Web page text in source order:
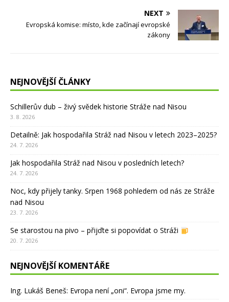
NEXT
Evropská komise: místo, kde začínají evropské
zákony
NEJNOVĚJŠÍ ČLÁNKY
Schillerův dub – živý svědek historie Stráže nad Nisou
3. 8. 2026
Detailně: Jak hospodařila Stráž nad Nisou v letech 2023–2025?
24. 7. 2026
Jak hospodařila Stráž nad Nisou v posledních letech?
24. 7. 2026
Noc, kdy přijely tanky. Srpen 1968 pohledem od nás ze Stráže
nad Nisou
23. 7. 2026
Se starostou na pivo – přijďte si popovídat o Stráži
20. 7. 2026
NEJNOVĚJŠÍ KOMENTÁŘE
Ing. Lukáš Beneš: Evropa není „oni“. Evropa jsme my.